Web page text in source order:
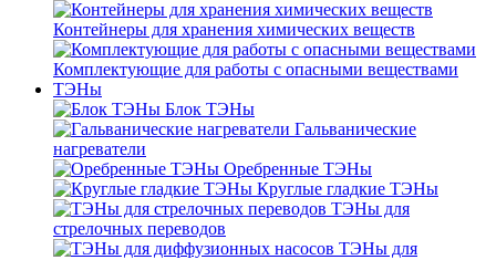
Контейнеры для хранения химических веществ
Комплектующие для работы с опасными веществами
ТЭНы
Блок ТЭНы
Гальванические
нагреватели
Оребренные ТЭНы
Круглые гладкие ТЭНы
ТЭНы для
стрелочных переводов
ТЭНы для